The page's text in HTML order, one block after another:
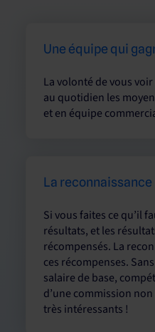
Une équipe qui
La volonté de vous
au quotidien les
et en équipe
La reconnaissance
Si vous faites ce qu’il
résultats, et les
récompensés. La
ces récompenses.
salaire de base,
d’une commission
très intéressants !